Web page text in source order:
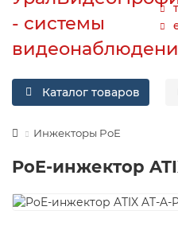
Каталог товаров
Инжекторы PoE
PoE-инжектор